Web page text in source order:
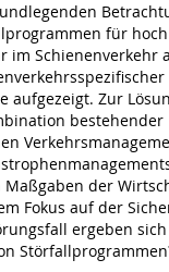
für
im Schienenverkehr
aufgezeigt. Zur
bestehender
der
Fokus auf der
ergeben